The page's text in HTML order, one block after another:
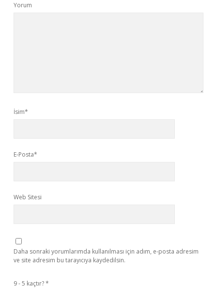
Yorum
İsim*
E-Posta*
Web Sitesi
Daha sonraki yorumlarımda kullanılması için adım, e-posta adresim
ve site adresim bu tarayıcıya kaydedilsin.
9 - 5 kaçtır?*